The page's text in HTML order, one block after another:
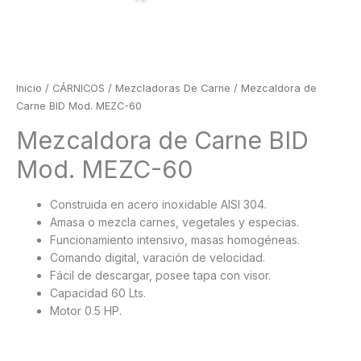
Inicio / CÁRNICOS / Mezcladoras De Carne / Mezcaldora de
Carne BID Mod. MEZC-60
Mezcaldora de Carne BID
Mod. MEZC-60
Construida en acero inoxidable AISI 304.
Amasa o mezcla carnes, vegetales y especias.
Funcionamiento intensivo, masas homogéneas.
Comando digital, varación de velocidad.
Fácil de descargar, posee tapa con visor.
Capacidad 60 Lts.
Motor 0.5 HP.